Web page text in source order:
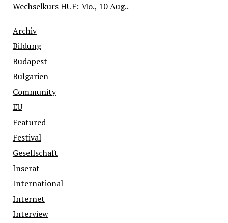
WechselkursHUF: Mo., 10 Aug..
Archiv
Bildung
Budapest
Bulgarien
Community
EU
Featured
Festival
Gesellschaft
Inserat
International
Internet
Interview